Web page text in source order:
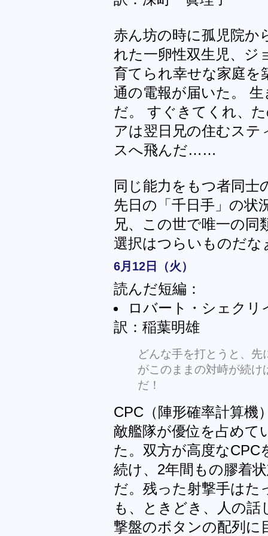
赤ん坊の時に孤児院か
れた一卵性双生児、ジ
育てられ幸せな家庭を
通の電報が届いた。
だ。 すぐきてくれ、
アは翌日兄の住むステ
スへ飛んだ……
同じ能力をもつ者同士
先日の「千日手」の状
兄、この世で唯一の
選択はつらいものだな
6月12日（火）
読んだ短編：
ロバート・シェクリ
訳：稲葉明雄
どんな手を打とうと、
がこのままの対峙が続
だ！
CPC（陣形確率計算機
敵艦隊が優位を占めて
た。双方が高度な
続け、2年間もの膠着
だ。残った射撃手はた
も、ときどき、人の
撃盤のボタンの配列に